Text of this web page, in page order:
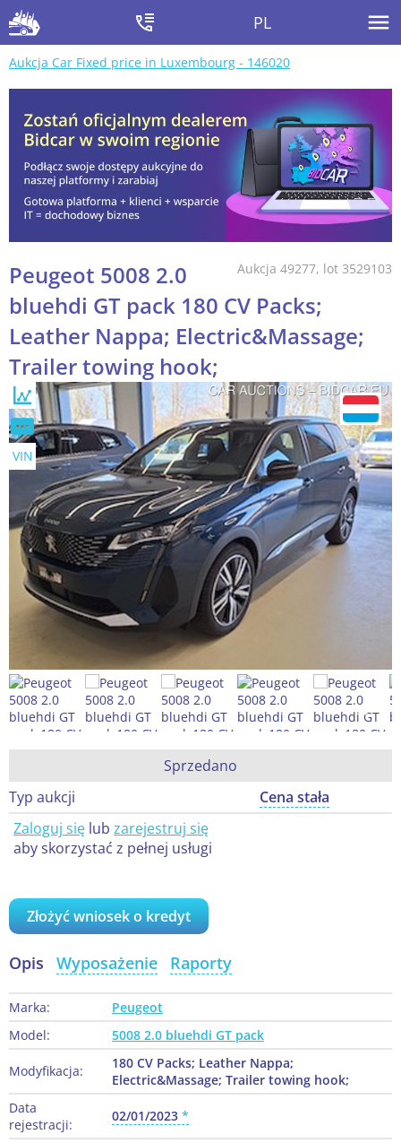
PL
Aukcja Car Fixed price in Luxembourg - 146020
Aukcja 49277, lot 3529103
Peugeot 5008 2.0
bluehdi GT pack 180 CV Packs;
Leather Nappa; Electric&Massage;
Trailer towing hook;
VIN
Sprzedano
Typ aukcji
Cena stała
Zaloguj się lub zarejestruj się
aby skorzystać z pełnej usługi
Złożyć wniosek o kredyt
Opis Wyposażenie Raporty
Marka:
Peugeot
Model:
5008 2.0 bluehdi GT pack
Modyfikacja:
180 CV Packs; Leather Nappa;
Electric&Massage; Trailer towing hook;
Data
rejestracji:
02/01/2023